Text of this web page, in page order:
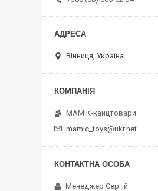
Вінниця, Україна
МАМІК-канцтовари
mamic_toys@ukr.net
Менеджер Сергій